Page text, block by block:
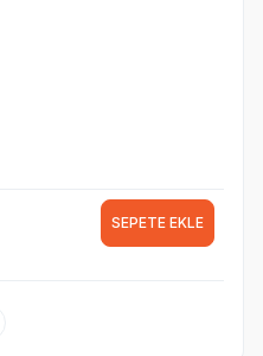
SEPETE EKLE